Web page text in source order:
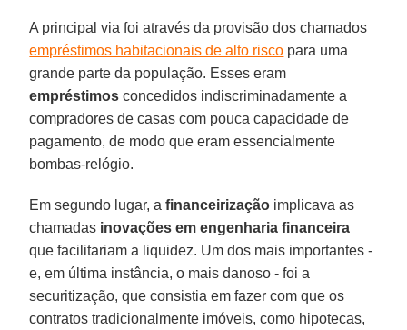
A principal via foi através da provisão dos chamados
empréstimos habitacionais de alto risco para uma
grande parte da população. Esses eram
empréstimos concedidos indiscriminadamente a
compradores de casas com pouca capacidade de
pagamento, de modo que eram essencialmente
bombas-relógio.
Em segundo lugar, afinanceirização implicava as
chamadas inovações em engenharia financeira
que facilitariam a liquidez. Um dos mais importantes -
e, em última instância, o mais danoso - foi a
securitização, que consistia em fazer com que os
contratos tradicionalmente imóveis, como hipotecas,